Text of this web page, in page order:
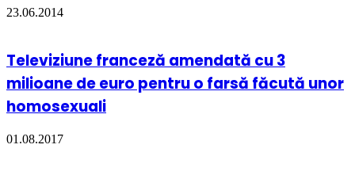
23.06.2014
Televiziune franceză amendată cu 3
milioane de euro pentru o farsă făcută unor
homosexuali
01.08.2017